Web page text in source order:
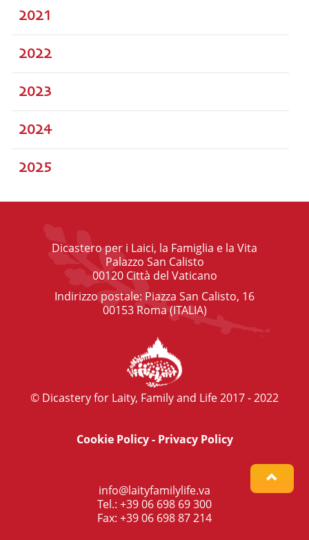
2021
2022
2023
2024
2025
Dicastero per i Laici, la Famiglia e la Vita
Palazzo San Calisto
00120 Città del Vaticano
Indirizzo postale: Piazza San Calisto, 16
00153 Roma (ITALIA)
© Dicastery for Laity, Family and Life 2017 - 2022
Cookie Policy- Privacy Policy
info@laityfamilylife.va
Tel.: +39 06 698 69 300
Fax: +39 06 698 87 214